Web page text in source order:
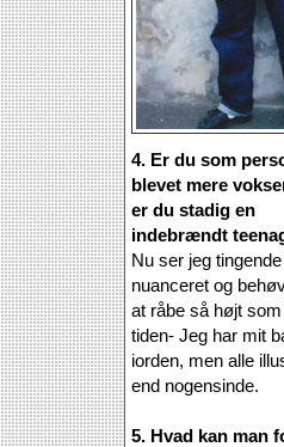
4. Er du som
blevet mere
er du stadig en
indebrændt
Nu ser jeg
nuanceret og
at råbe så højt
tiden- Jeg har mit
iorden, men alle
end nogensinde.
5. Hvad kan man